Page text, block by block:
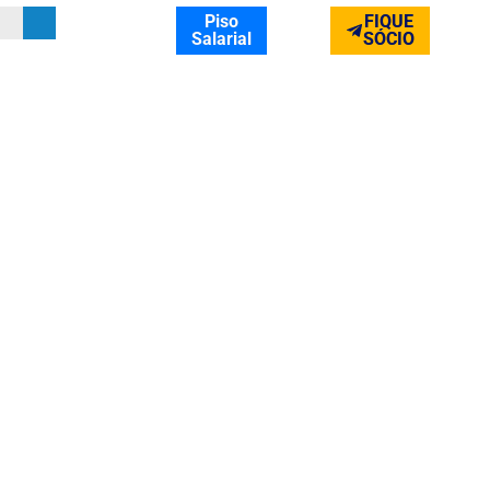
Piso
Salarial
FIQUE
SÓCIO